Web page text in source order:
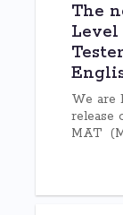
The
We are
release
MAT